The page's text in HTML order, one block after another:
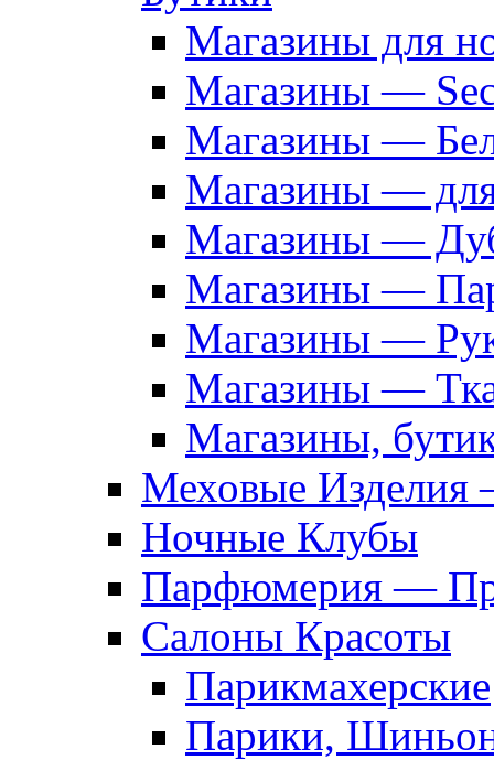
Магазины для
Магазины —
Магазины —
Магазины —
Магазины —
Магазины —
Магазины —
Магазины —
Магазины,
Меховые Изделия
Ночные Клубы
Парфюмерия —
Салоны Красоты
Парикмахерские
Парики,